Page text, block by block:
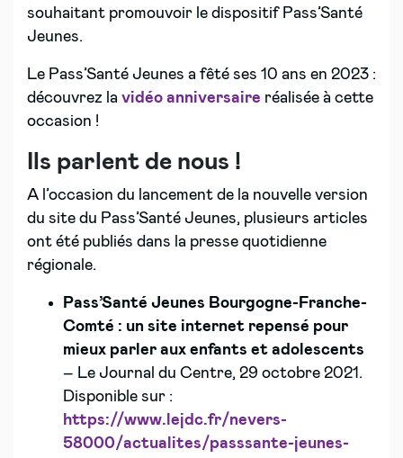
souhaitant promouvoir le dispositif Pass’Santé
Jeunes.
Le Pass’Santé Jeunes a fêté ses 10 ans en 2023 :
découvrez la vidéo anniversaire réalisée à cette
occasion !
Ils parlent de nous !
A l’occasion du lancement de la nouvelle version
du site du Pass’Santé Jeunes, plusieurs articles
ont été publiés dans la presse quotidienne
régionale.
Pass’Santé Jeunes Bourgogne-Franche-
Comté : un site internet repensé pour
mieux parler aux enfants et adolescents
– Le Journal du Centre, 29 octobre 2021.
Disponible sur :
https://www.lejdc.fr/nevers-
58000/actualites/passsante-jeunes-